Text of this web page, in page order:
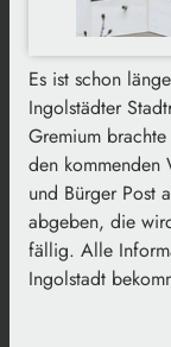
Es ist schon
Ingolstädter
Gremium
den kommenden
und Bürger Post
abgeben, die
fällig. Alle
Ingolstadt